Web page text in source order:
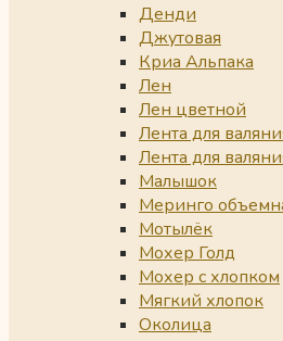
Денди
Джутовая
Криа Альпака
Лен
Лен цветной
Лента для
Лента для
Малышок
Меринго
Мотылёк
Мохер Голд
Мохер с хлопком
Мягкий хлопок
Околица